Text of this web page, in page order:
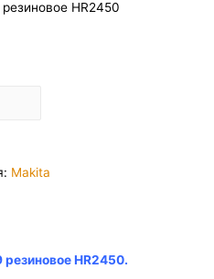
HR2450
Makita
HR2450.